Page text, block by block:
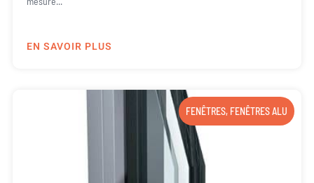
EN SAVOIR PLUS
FENÊTRES, FENÊTRES ALU